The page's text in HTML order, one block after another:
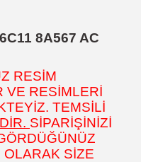
6C11 8A567 AC
RESİM
VE RESİMLERİ
TEMSİLİ
SİPARİŞİNİZİ
OLARAK SİZE